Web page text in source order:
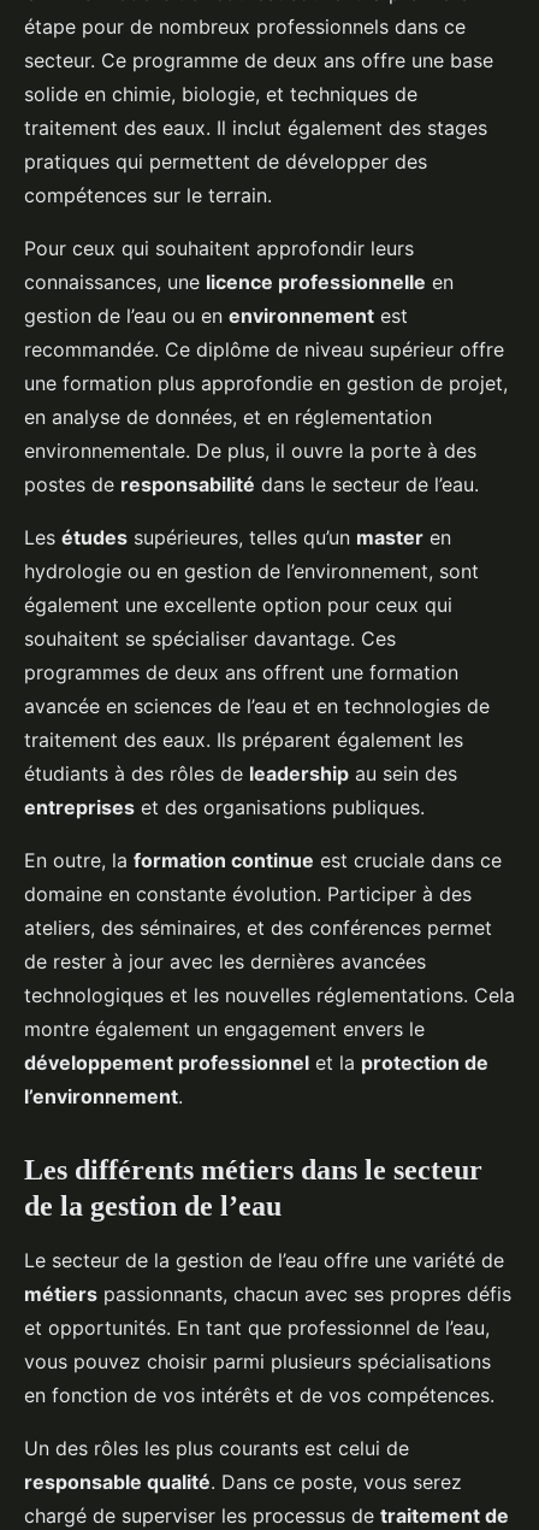
étape pour de nombreux professionnels dans ce
secteur. Ce programme de deux ans offre une base
solide en chimie, biologie, et techniques de
traitement des eaux. Il inclut également des stages
pratiques qui permettent de développer des
compétences sur le terrain.
Pour ceux qui souhaitent approfondir leurs
connaissances, une licence professionnelle en
gestion de l’eau ou en environnement est
recommandée. Ce diplôme de niveau supérieur offre
une formation plus approfondie en gestion de projet,
en analyse de données, et en réglementation
environnementale. De plus, il ouvre la porte à des
postes de responsabilité dans le secteur de l’eau.
Les études supérieures, telles qu’un master en
hydrologie ou en gestion de l’environnement, sont
également une excellente option pour ceux qui
souhaitent se spécialiser davantage. Ces
programmes de deux ans offrent une formation
avancée en sciences de l’eau et en technologies de
traitement des eaux. Ils préparent également les
étudiants à des rôles de leadership au sein des
entreprises et des organisations publiques.
En outre, la formation continue est cruciale dans ce
domaine en constante évolution. Participer à des
ateliers, des séminaires, et des conférences permet
de rester à jour avec les dernières avancées
technologiques et les nouvelles réglementations. Cela
montre également un engagement envers le
développement professionnel et la protection de
l’environnement.
Les différents métiers dans le secteur
de la gestion de l’eau
Le secteur de la gestion de l’eau offre une variété de
métiers passionnants, chacun avec ses propres défis
et opportunités. En tant que professionnel de l’eau,
vous pouvez choisir parmi plusieurs spécialisations
en fonction de vos intérêts et de vos compétences.
Un des rôles les plus courants est celui de
responsable qualité. Dans ce poste, vous serez
chargé de superviser les processus de traitement de